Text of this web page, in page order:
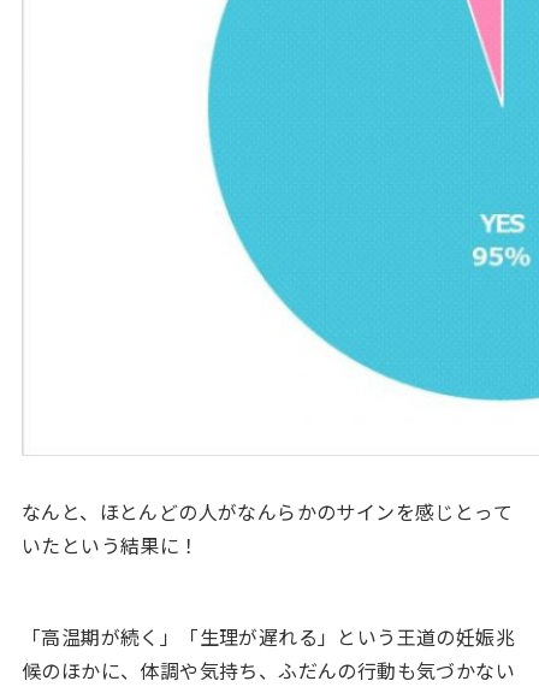
なんと、ほとんどの人がなんらかのサインを感じとって
いたという結果に！
「高温期が続く」「生理が遅れる」という王道の妊娠兆
候のほかに、体調や気持ち、ふだんの行動も気づかない